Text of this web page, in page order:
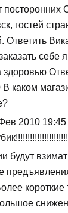
посторонних
гостей
Ответить
себе
здоровью
каком
2010
будут